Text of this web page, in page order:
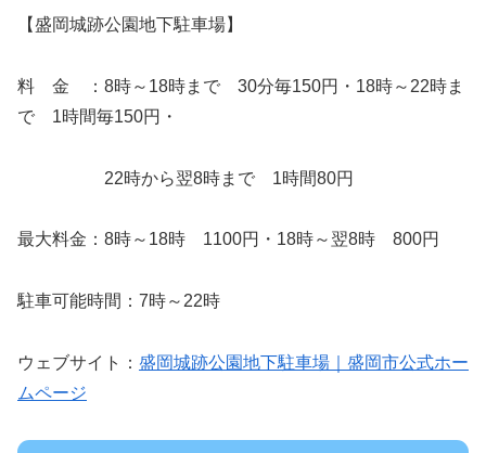
【盛岡城跡公園地下駐車場】
料 金 ：8時～18時まで 30分毎150円・18時～22時ま
で 1時間毎150円・
22時から翌8時まで 1時間80円
最大料金：8時～18時 1100円・18時～翌8時 800円
駐車可能時間：7時～22時
ウェブサイト： 盛岡城跡公園地下駐車場｜盛岡市公式ホー
ムページ